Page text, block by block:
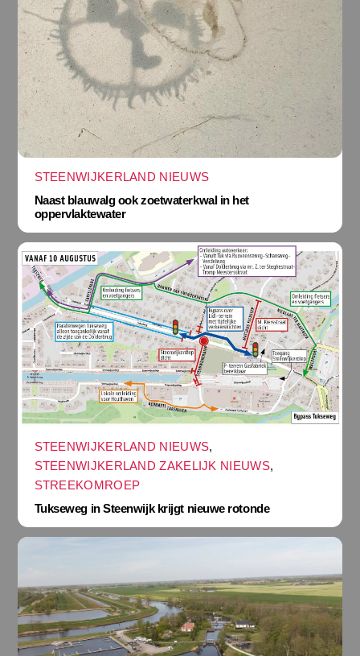
STEENWIJKERLAND NIEUWS
Naast blauwalg ook zoetwaterkwal in het
oppervlaktewater
STEENWIJKERLAND NIEUWS,
STEENWIJKERLAND ZAKELIJK NIEUWS,
STREEKOMROEP
Tukseweg in Steenwijk krijgt nieuwe rotonde